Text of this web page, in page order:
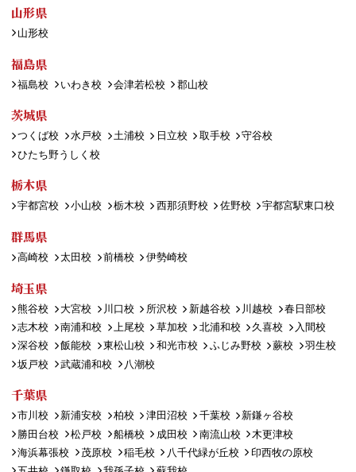
山形県
山形校
福島県
福島校 いわき校 会津若松校 郡山校
茨城県
つくば校 水戸校 土浦校 日立校 取手校
守谷校
ひたち野うしく校
栃木県
宇都宮校 小山校 栃木校 西那須野校 佐野校 宇都宮駅東口校
群馬県
高崎校 太田校 前橋校 伊勢崎校
埼玉県
熊谷校 大宮校 川口校 所沢校 新越谷校 川越校
春日部校
志木校
南浦和校 上尾校 草加校 北浦和校 久喜校
入間校
深谷校
飯能校 東松山校 和光市校 ふじみ野校 蕨校
羽生校
坂戸校
武蔵浦和校 八潮校
千葉県
市川校 新浦安校 柏校 津田沼校 千葉校
新鎌ヶ谷校
勝田台校
松戸校 船橋校 成田校 南流山校
木更津校
海浜幕張校
茂原校 稲毛校 八千代緑が丘校
印西牧の原校